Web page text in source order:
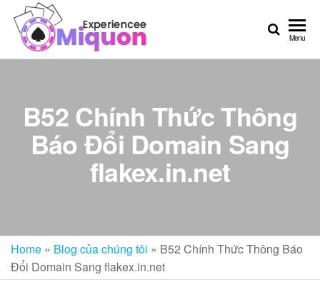
Experiencee
Miquon
cược
bảo
Việt
Nam
Menu
B52 Chính Thức Thông
Báo Đổi Domain Sang
flakex.in.net
Home » Blog của chúng tôi » B52 Chính Thức Thông Báo
Đổi Domain Sang flakex.in.net